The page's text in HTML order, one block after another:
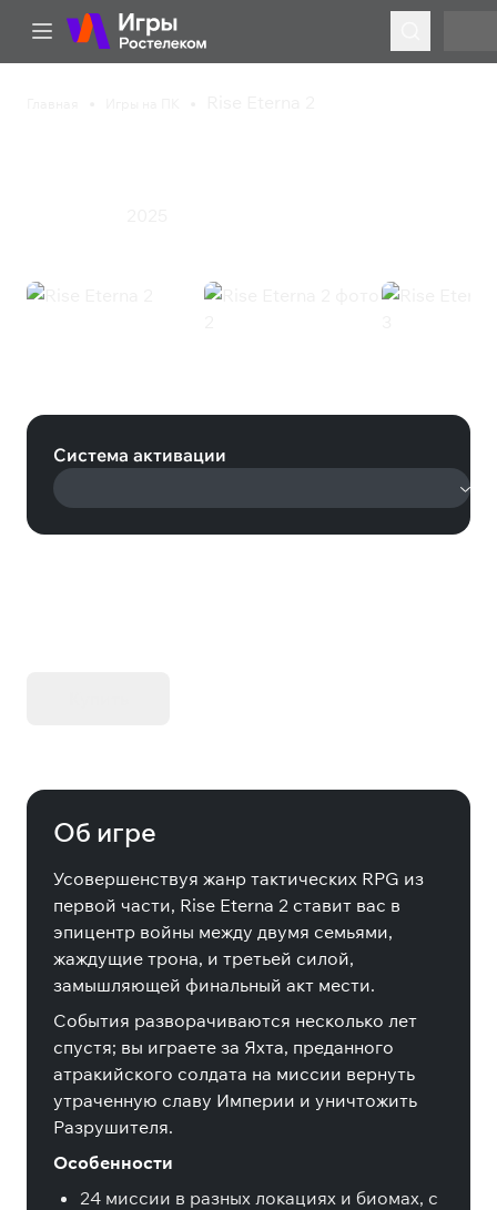
Система активации
Об игре
Усовершенствуя жанр тактических RPG из
первой части, Rise Eterna 2 ставит вас в
эпицентр войны между двумя семьями,
жаждущие трона, и третьей силой,
замышляющей финальный акт мести.
События разворачиваются несколько лет
спустя; вы играете за Яхта, преданного
атракийского солдата на миссии вернуть
утраченную славу Империи и уничтожить
Разрушителя.
Особенности
24 миссии в разных локациях и биомах, с